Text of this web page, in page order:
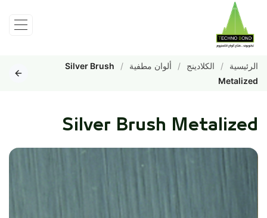
الرئيسية الكلادينج ألوان مطفية
Silver Brush
Metalized
Silver Brush Metalized